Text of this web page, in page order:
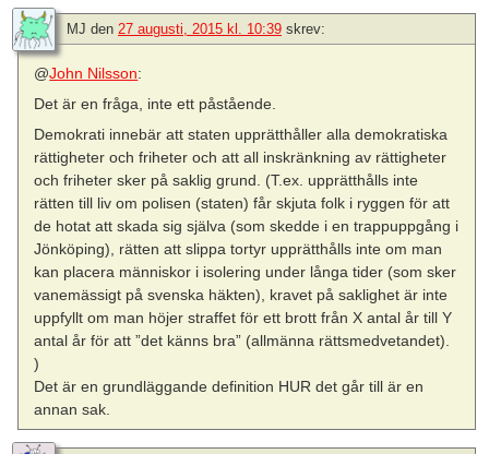
MJ den 27 augusti, 2015 kl. 10:39 skrev:
@John Nilsson:
Det är en fråga, inte ett påstående.
Demokrati innebär att staten upprätthåller alla demokratiska
rättigheter och friheter och att all inskränkning av rättigheter
och friheter sker på saklig grund. (T.ex. upprätthålls inte
rätten till liv om polisen (staten) får skjuta folk i ryggen för att
de hotat att skada sig själva (som skedde i en trappuppgång i
Jönköping), rätten att slippa tortyr upprätthålls inte om man
kan placera människor i isolering under långa tider (som sker
vanemässigt på svenska häkten), kravet på saklighet är inte
uppfyllt om man höjer straffet för ett brott från X antal år till Y
antal år för att ”det känns bra” (allmänna rättsmedvetandet).
)
Det är en grundläggande definition HUR det går till är en
annan sak.